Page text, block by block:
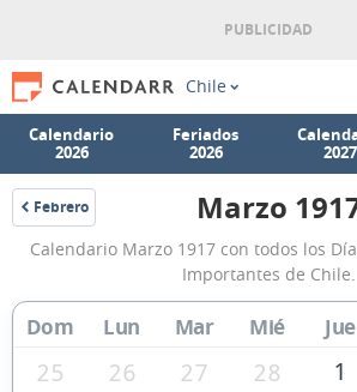
Chile
Calendario
2026
Feriados
2026
2027
Febrero
1917
Marzo
1917
de
Chile
Marzo
Calendario Marzo 1917 con todos los
Importantes de Chile.
Dom Lun Mar Mié Jue
25 26 27 28 1